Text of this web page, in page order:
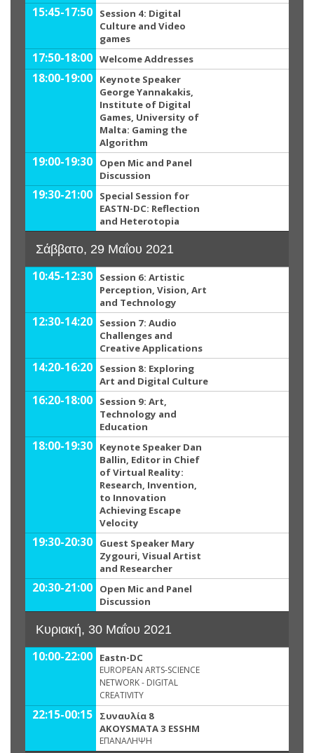
15:45-17:50
Session 4: Digital
Culture and Video
games
17:50-18:00 Welcome Addresses
18:00-19:00
Keynote Speaker
George Yannakakis,
Institute of Digital
Games, University of
Malta: Gaming the
Algorithm
19:00-19:30
Open Mic and Panel
Discussion
19:30-21:00
Special Session for
EASTN-DC: Reflection
and Heterotopia
Σάββατο, 29 Μαΐου 2021
10:45-12:30
Session 6: Artistic
Perception, Vision, Art
and Technology
12:30-14:20
Session 7: Audio
Challenges and
Creative Applications
14:20-16:20
Session 8: Exploring
Art and Digital Culture
16:20-18:00
Session 9: Art,
Technology and
Education
18:00-19:30
Keynote Speaker Dan
Ballin, Editor in Chief
of Virtual Reality:
Research, Invention,
to Innovation
Achieving Escape
Velocity
19:30-20:30
Guest Speaker Mary
Zygouri, Visual Artist
and Researcher
20:30-21:00
Open Mic and Panel
Discussion
Κυριακή, 30 Μαΐου 2021
10:00-22:00 Eastn-DC
EUROPEAN ARTS-SCIENCE
NETWORK - DIGITAL
CREATIVITY
22:15-00:15
Συναυλία 8
AKOYSMATA 3 ESSHM
ΕΠΑΝΑΛΗΨΗ